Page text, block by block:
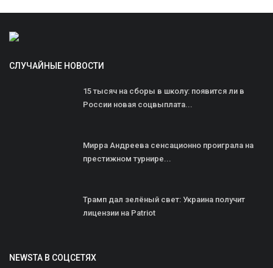
СЛУЧАЙНЫЕ НОВОСТИ
15 тысяч на сборы в школу: появится ли в
России новая соцвыплата...
Мирра Андреева сенсационно проиграла на
престижном турнире...
Трамп дал зелёный свет: Украина получит
лицензии на Patriot
NEWSTA В СОЦСЕТЯХ